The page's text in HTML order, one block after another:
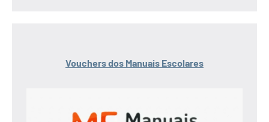
Vouchers dos Manuais Escolares